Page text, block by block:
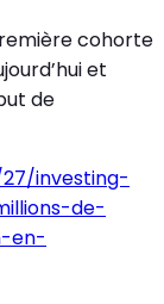
cohorte
et
de
investing-
de-
en-